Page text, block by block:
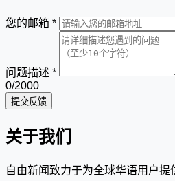
您的邮箱 *
问题描述 *
0/2000
提交反馈
关于我们
自由新闻致力于为全球华语用户提